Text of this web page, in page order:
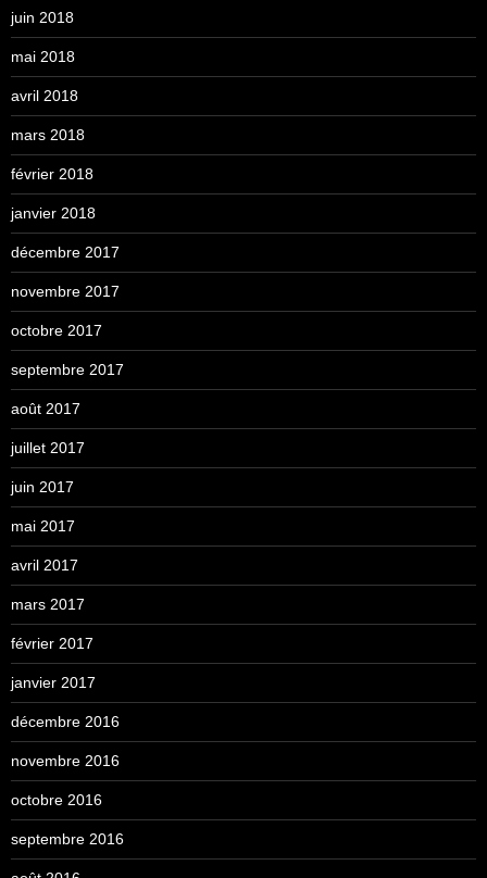
juin 2018
mai 2018
avril 2018
mars 2018
février 2018
janvier 2018
décembre 2017
novembre 2017
octobre 2017
septembre 2017
août 2017
juillet 2017
juin 2017
mai 2017
avril 2017
mars 2017
février 2017
janvier 2017
décembre 2016
novembre 2016
octobre 2016
septembre 2016